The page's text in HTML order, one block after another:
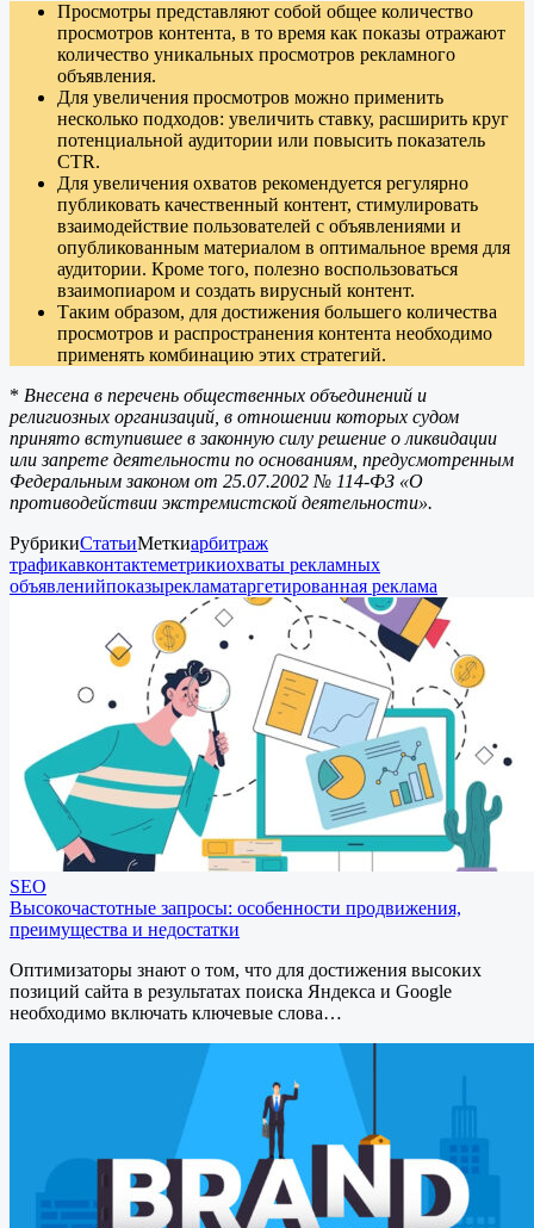
Просмотры представляют собой общее количество
просмотров контента, в то время как показы отражают
количество уникальных просмотров рекламного
объявления.
Для увеличения просмотров можно применить
несколько подходов: увеличить ставку, расширить круг
потенциальной аудитории или повысить показатель
CTR.
Для увеличения охватов рекомендуется регулярно
публиковать качественный контент, стимулировать
взаимодействие пользователей с объявлениями и
опубликованным материалом в оптимальное время для
аудитории. Кроме того, полезно воспользоваться
взаимопиаром и создать вирусный контент.
Таким образом, для достижения большего количества
просмотров и распространения контента необходимо
применять комбинацию этих стратегий.
* Внесена в перечень общественных объединений и
религиозных организаций, в отношении которых судом
принято вступившее в законную силу решение о ликвидации
или запрете деятельности по основаниям, предусмотренным
Федеральным законом от 25.07.2002 № 114-ФЗ «О
противодействии экстремистской деятельности».
РубрикиСтатьиМеткиарбитраж
трафикавконтактеметрикиохваты рекламных
объявленийпоказырекламатаргетированная реклама
SEO
Высокочастотные запросы: особенности продвижения,
преимущества и недостатки
Оптимизаторы знают о том, что для достижения высоких
позиций сайта в результатах поиска Яндекса и Google
необходимо включать ключевые слова…